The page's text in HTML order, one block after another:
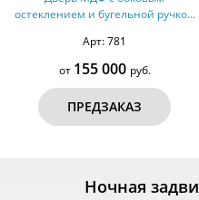
остеклением и бугельной ручкой
Арт: 781
от 155 000 руб.
ПРЕДЗАКАЗ
Ночная